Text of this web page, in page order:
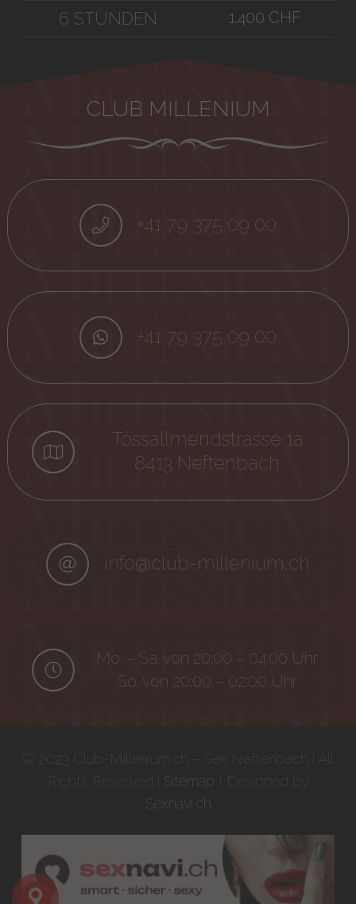
6 STUNDEN 1.400 CHF
CLUB MILLENIUM
+41 79 375 09 00
+41 79 375 09 00
Tössallmendstrasse 1a
8413 Neftenbach
info@club-millenium.ch
Mo. – Sa. von 20:00 – 04:00 Uhr
So. von 20:00 – 02:00 Uhr
Sitemap
Sexnavi.ch